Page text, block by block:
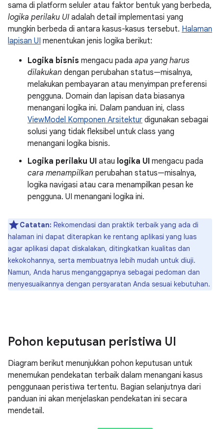
sama di platform seluler atau faktor bentuk yang berbeda,
logika perilaku UI adalah detail implementasi yang
mungkin berbeda di antara kasus-kasus tersebut. Halaman
lapisan UI menentukan jenis logika berikut:
Logika bisnis mengacu pada apa yang harus
dilakukan dengan perubahan status—misalnya,
melakukan pembayaran atau menyimpan preferensi
pengguna. Domain dan lapisan data biasanya
menangani logika ini. Dalam panduan ini, class
ViewModel Komponen Arsitektur digunakan sebagai
solusi yang tidak fleksibel untuk class yang
menangani logika bisnis.
Logika perilaku UI atau logika UI mengacu pada
cara menampilkan perubahan status—misalnya,
logika navigasi atau cara menampilkan pesan ke
pengguna. UI menangani logika ini.
Catatan: Rekomendasi dan praktik terbaik yang ada di
halaman ini dapat diterapkan ke rentang aplikasi yang luas
agar aplikasi dapat diskalakan, ditingkatkan kualitas dan
kekokohannya, serta membuatnya lebih mudah untuk diuji.
Namun, Anda harus menganggapnya sebagai pedoman dan
menyesuaikannya dengan persyaratan Anda sesuai kebutuhan.
Pohon keputusan peristiwa UI
Diagram berikut menunjukkan pohon keputusan untuk
menemukan pendekatan terbaik dalam menangani kasus
penggunaan peristiwa tertentu. Bagian selanjutnya dari
panduan ini akan menjelaskan pendekatan ini secara
mendetail.